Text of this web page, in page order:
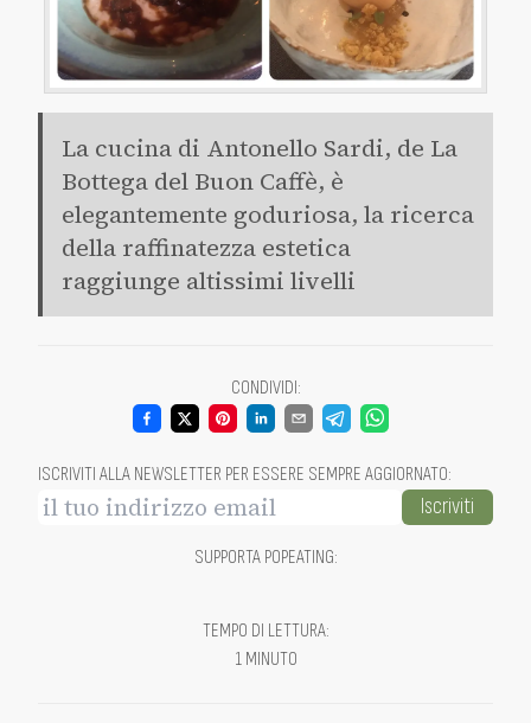
La cucina di Antonello Sardi, de La
Bottega del Buon Caffè, è
elegantemente goduriosa, la ricerca
della raffinatezza estetica
raggiunge altissimi livelli
CONDIVIDI:
ISCRIVITI ALLA NEWSLETTER PER ESSERE SEMPRE AGGIORNATO:
Iscriviti
SUPPORTA POPEATING:
TEMPO DI LETTURA:
1 MINUTO